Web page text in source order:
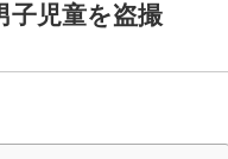
子児童を盗撮